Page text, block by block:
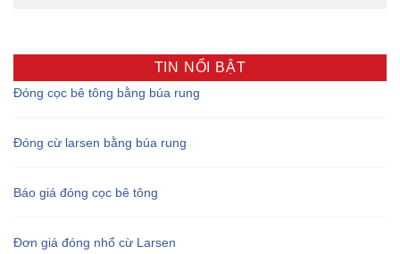
TIN NỔI BẬT
Đóng cọc bê tông bằng búa rung
Đóng cừ larsen bằng búa rung
Báo giá đóng cọc bê tông
Đơn giá đóng nhổ cừ Larsen